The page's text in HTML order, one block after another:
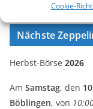
Cookie-
Nächste
Herbst-Börse 2026
Am Samstag, den
Böblingen, von